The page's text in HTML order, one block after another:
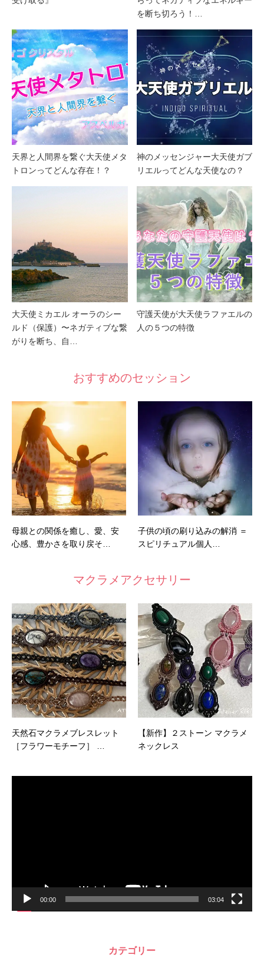
を断ち切ろう！…
天界と人間界を繋ぐ大天使メタ
トロンってどんな存在！？
神のメッセンジャー大天使ガブ
リエルってどんな天使なの？
大天使ミカエル オーラのシー
ルド（保護）〜ネガティブな繋
がりを断ち、自…
守護天使が大天使ラファエルの
人の５つの特徴
おすすめのセッション
母親との関係を癒し、愛、安
心感、豊かさを取り戻そ…
子供の頃の刷り込みの解消 ＝
スピリチュアル個人…
マクラメアクセサリー
天然石マクラメブレスレット
［フラワーモチーフ］ …
【新作】２ストーン マクラメ
ネックレス
動
00:00 03:04
カテゴリー